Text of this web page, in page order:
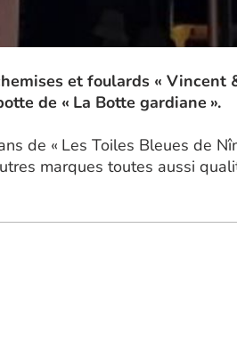
et foulards « Vincent
de « La Botte gardiane ».
de « Les Toiles Bleues de
marques toutes aussi